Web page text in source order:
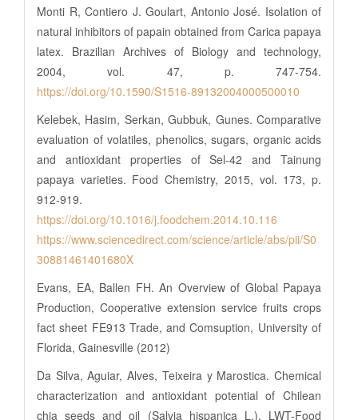
Monti R, Contiero J. Goulart, Antonio José. Isolation of
natural inhibitors of papain obtained from Carica papaya
latex. Brazilian Archives of Biology and technology,
2004, vol. 47, p. 747-754.
https://doi.org/10.1590/S1516-89132004000500010
Kelebek, Hasim, Serkan, Gubbuk, Gunes. Comparative
evaluation of volatiles, phenolics, sugars, organic acids
and antioxidant properties of Sel-42 and Tainung
papaya varieties. Food Chemistry, 2015, vol. 173, p.
912-919.
https://doi.org/10.1016/j.foodchem.2014.10.116
https://www.sciencedirect.com/science/article/abs/pii/S0
30881461401680X
Evans, EA, Ballen FH. An Overview of Global Papaya
Production, Cooperative extension service fruits crops
fact sheet FE913 Trade, and Comsuption, University of
Florida, Gainesville (2012)
Da Silva, Aguiar, Alves, Teixeira y Marostica. Chemical
characterization and antioxidant potential of Chilean
chia seeds and oil (Salvia hispanica L.). LWT-Food